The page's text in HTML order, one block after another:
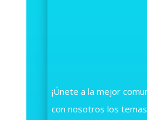
¡Únete a la mejor
con nosotros los